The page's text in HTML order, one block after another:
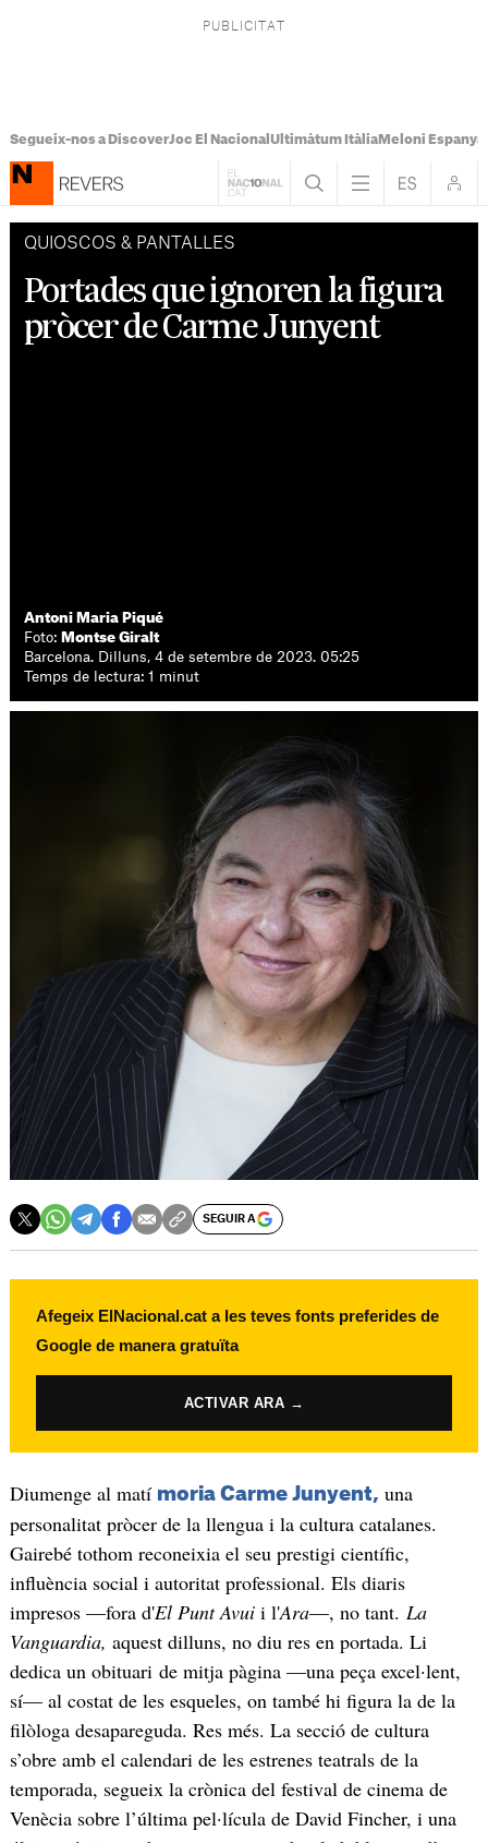
Segueix-nos a DiscoverJoc El Nacional Ultimàtum ItàliaMeloni Espanya
QUIOSCOS & PANTALLES
Portades que ignoren la figura
pròcer de Carme Junyent
Antoni Maria Piqué
Foto: Montse Giralt
Barcelona. Dilluns, 4 de setembre de 2023. 05:25
Temps de lectura: 1 minut
SEGUIR A
Afegeix ElNacional.cat a les teves fonts preferides de
Google de manera gratuïta
ACTIVAR ARA →
Diumenge al matí moria Carme Junyent, una
personalitat pròcer de la llengua i la cultura catalanes.
Gairebé tothom reconeixia el seu prestigi científic,
influència social i autoritat professional. Els diaris
impresos —fora d'El Punt Avuii l'Ara—, no tant. La
Vanguardia, aquest dilluns, no diu res en portada. Li
dedica un obituari de mitja pàgina —una peça excel·lent,
sí— al costat de les esqueles, on també hi figura la de la
filòloga desapareguda. Res més. La secció de cultura
s’obre amb el calendari de les estrenes teatrals de la
temporada, segueix la crònica del festival de cinema de
Venècia sobre l’última pel·lícula de David Fincher, i una